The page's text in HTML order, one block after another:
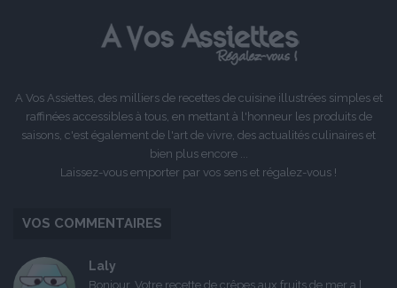
A Vos Assiettes, des milliers de recettes de cuisine illustrées simples et
raffinées accessibles à tous, en mettant à l'honneur les produits de
saisons, c'est également de l'art de vivre, des actualités culinaires et
bien plus encore ...
Laissez-vous emporter par vos sens et régalez-vous !
VOS COMMENTAIRES
Laly
Bonjour, Votre recette de crêpes aux fruits de mer a l...